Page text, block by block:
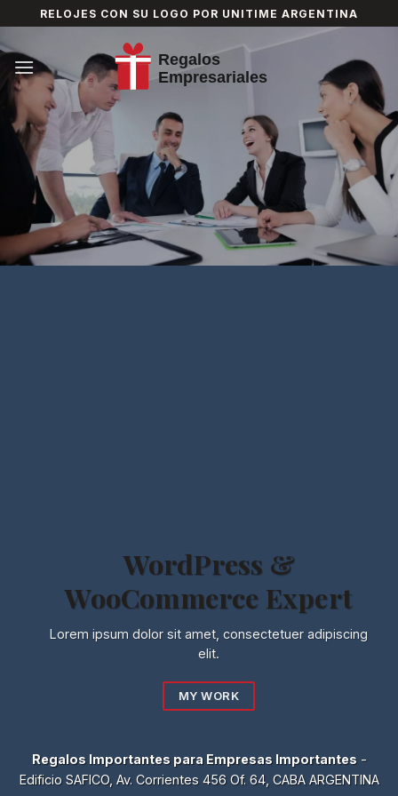
to
content
RELOJES CON SU LOGO POR UNITIME ARGENTINA
WordPress &
WooCommerce Expert
Lorem ipsum dolor sit amet, consectetuer adipiscing
elit.
MY WORK
Regalos Importantes para Empresas Importantes-
Edificio SAFICO, Av. Corrientes 456 Of. 64, CABA ARGENTINA